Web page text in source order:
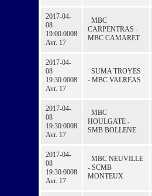
2017-04-
08
19:00:0008
Avr. 17
MBC
CARPENTRAS -
MBC CAMARET
2017-04-
08
19:30:0008
Avr. 17
SUMA TROYES
- MBC VALREAS
2017-04-
08
19:30:0008
Avr. 17
MBC
HOULGATE -
SMB BOLLENE
2017-04-
08
19:30:0008
Avr. 17
MBC NEUVILLE
- SCMB
MONTEUX